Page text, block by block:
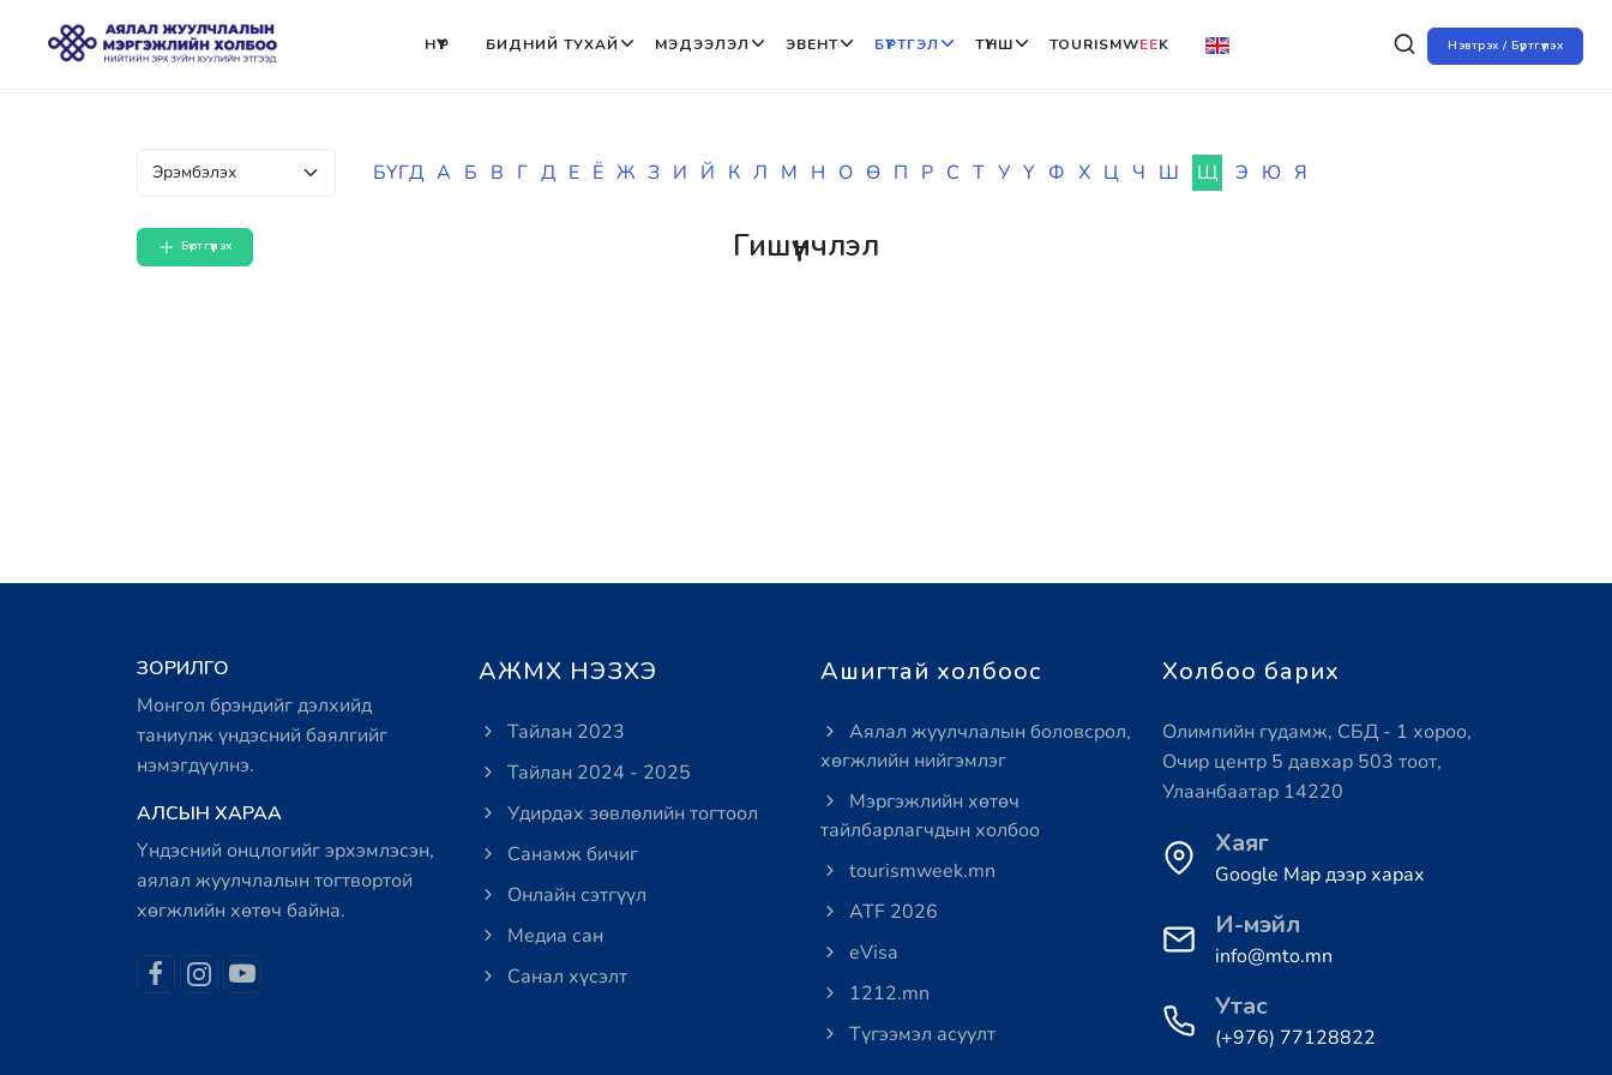
Нэвтрэх / Бүртгүүлэх
НҮҮР БИДНИЙ ТУХАЙ МЭДЭЭЛЭЛ ЭВЕНТ БҮРТГЭЛ ТҮНШ TOURISMWEEK
БҮГД А Б В Г Д Е Ё Ж З И Й К Л М Н О Ө П Р С Т У Ү Ф Х Ц Ч Ш Щ Э Ю Я
Бүртгүүлэх Гишүүнчлэл
ЗОРИЛГО
Монгол брэндийг дэлхийд
таниулж үндэсний баялгийг
нэмэгдүүлнэ.
АЛСЫН ХАРАА
Үндэсний онцлогийг эрхэмлэсэн,
аялал жуулчлалын тогтвортой
хөгжлийн хөтөч байна.
АЖМХ НЭЗХЭ
Тайлан 2023
Тайлан 2024 - 2025
Удирдах зөвлөлийн тогтоол
Санамж бичиг
Онлайн сэтгүүл
Медиа сан
Санал хүсэлт
Ашигтай холбоос
Аялал жуулчлалын боловсрол,
хөгжлийн нийгэмлэг
Мэргэжлийн хөтөч
тайлбарлагчдын холбоо
tourismweek.mn
ATF 2026
eVisa
1212.mn
Түгээмэл асуулт
Холбоо барих
Олимпийн гудамж, СБД - 1 хороо,
Очир центр 5 давхар 503 тоот,
Улаанбаатар 14220
Хаяг
Google Map дээр харах
И-мэйл
info@mto.mn
Утас
(+976) 77128822